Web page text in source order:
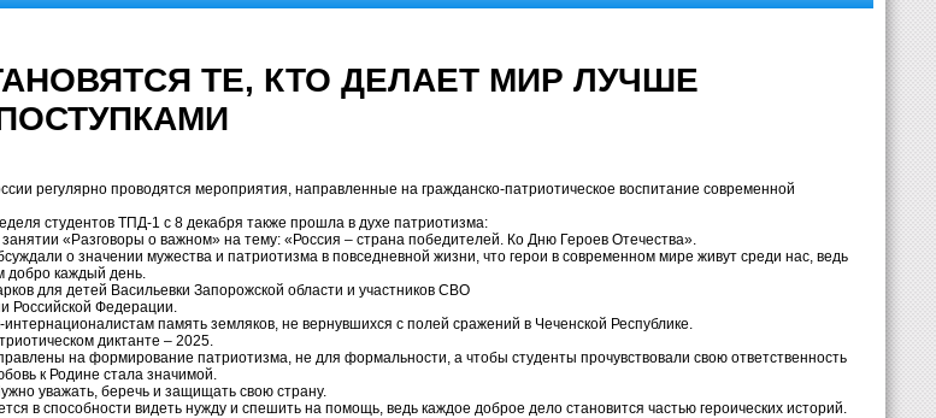
ТЕ, КТО ДЕЛАЕТ МИР ЛУЧШЕ
регулярно проводятся мероприятия, направленные на гражданско-патриотическое воспитание современной
студентов ТПД-1 с 8 декабря также прошла в духе патриотизма:
занятии «Разговоры о важном» на тему: «Россия – страна победителей. Ко Дню Героев Отечества».
о значении мужества и патриотизма в повседневной жизни, что герои в современном мире живут среди нас, ведь
добро каждый день.
для детей Васильевки Запорожской области и участников СВО
Российской Федерации.
память земляков, не вернувшихся с полей сражений в Чеченской Республике.
диктанте – 2025.
на формирование патриотизма, не для формальности, а чтобы студенты прочувствовали свою ответственность
к Родине стала значимой.
уважать, беречь и защищать свою страну.
в способности видеть нужду и спешить на помощь, ведь каждое доброе дело становится частью героических историй.